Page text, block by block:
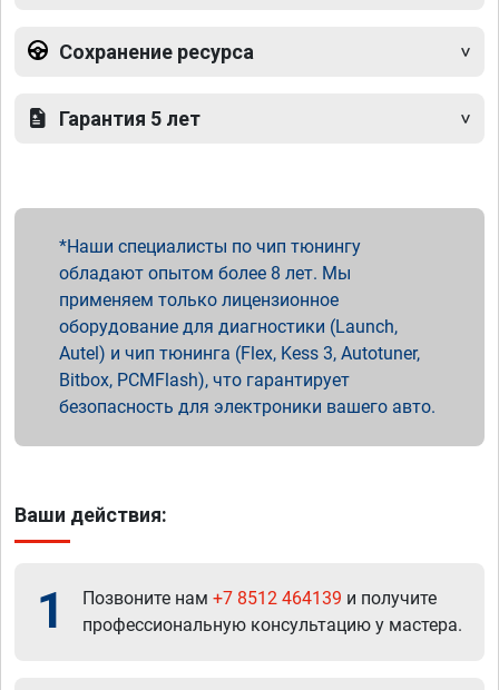
Сохранение ресурса
Гарантия 5 лет
Наши специалисты по чип тюнингу
обладают опытом более 8 лет. Мы
применяем только лицензионное
оборудование для диагностики (Launch,
Autel) и чип тюнинга (Flex, Kess 3, Autotuner,
Bitbox, PCMFlash), что гарантирует
безопасность для электроники вашего авто.
Ваши действия:
1 Позвоните нам +7 8512 464139 и получите
профессиональную консультацию у мастера.